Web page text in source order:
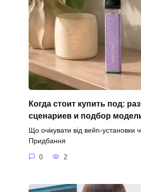
Когда стоит купить под:
сценариев и подбор
Що очікувати від вейп-установки
Придбання
0 2